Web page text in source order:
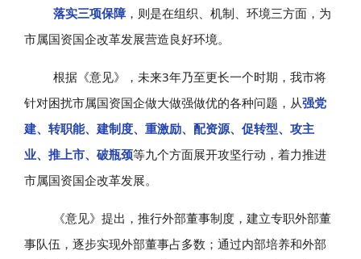
落实三项保障，则是在组织、机制、环境三方面，为
市属国资国企改革发展营造良好环境。
根据《意见》，未来3年乃至更长一个时期，我市将
针对困扰市属国资国企做大做强做优的各种问题，从强党
建、转职能、建制度、重激励、配资源、促转型、攻主
业、推上市、破瓶颈等九个方面展开攻坚行动，着力推进
市属国资国企改革发展。
《意见》提出，推行外部董事制度，建立专职外部董
事队伍，逐步实现外部董事占多数；通过内部培养和外部